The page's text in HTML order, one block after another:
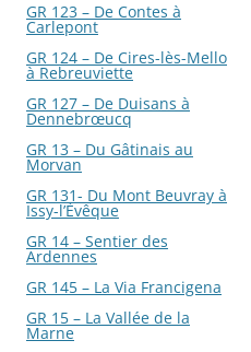
GR 123 – De Contes à
Carlepont
GR 124 – De Cires-lès-Mello
à Rebreuviette
GR 127 – De Duisans à
Dennebrœucq
GR 13 – Du Gâtinais au
Morvan
GR 131- Du Mont Beuvray à
Issy-l’Évêque
GR 14 – Sentier des
Ardennes
GR 145 – La Via Francigena
GR 15 – La Vallée de la
Marne